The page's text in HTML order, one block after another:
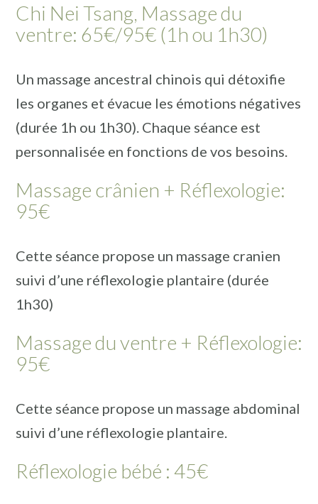
Chi Nei Tsang, Massage du
ventre: 65€/95€ (1h ou 1h30)
Un massage ancestral chinois qui détoxifie
les organes et évacue les émotions négatives
(durée 1h ou 1h30). Chaque séance est
personnalisée en fonctions de vos besoins.
Massage crânien + Réflexologie:
95€
Cette séance propose un massage cranien
suivi d’une réflexologie plantaire (durée
1h30)
Massage du ventre + Réflexologie:
95€
Cette séance propose un massage abdominal
suivi d’une réflexologie plantaire.
Réflexologie bébé : 45€